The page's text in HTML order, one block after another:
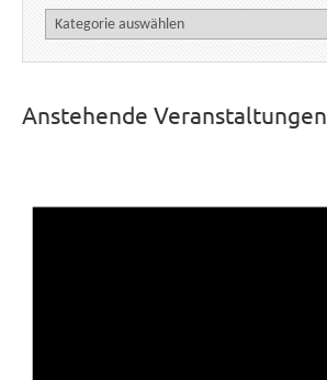
Kategorien
Anstehende Veranstaltungen